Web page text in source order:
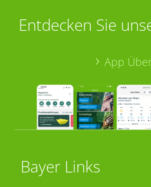
Entdecken Sie
App
Bayer Links